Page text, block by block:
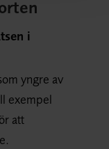
i
yngre av
exempel
att